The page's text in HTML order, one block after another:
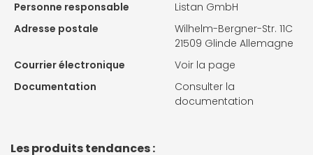
Personne responsable
Listan GmbH
Adresse postale
Wilhelm-Bergner-Str. 11C
21509 Glinde Allemagne
Courrier électronique
Voir la page
Documentation
Consulter la
documentation
Les produits tendances :